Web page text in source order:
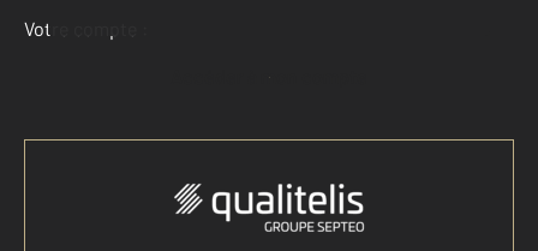
Votre compte :
Accéder à mon compte